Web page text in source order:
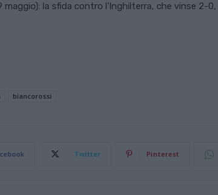
la sfida contro l’Inghilterra, che vinse 2-0,
biancorossi
Twitter Pinterest